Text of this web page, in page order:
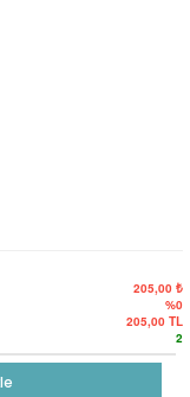
205,00 ₺
%0
205,00 TL
2